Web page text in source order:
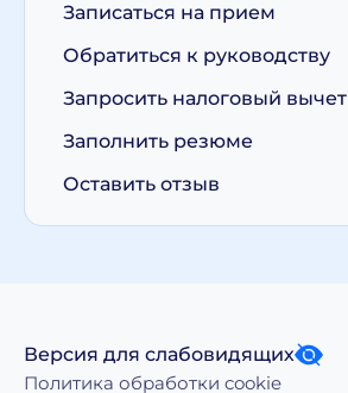
Записаться на прием
Обратиться к руководству
Запросить налоговый вычет
Заполнить резюме
Оставить отзыв
Версия для слабовидящих
Политика обработки cookie